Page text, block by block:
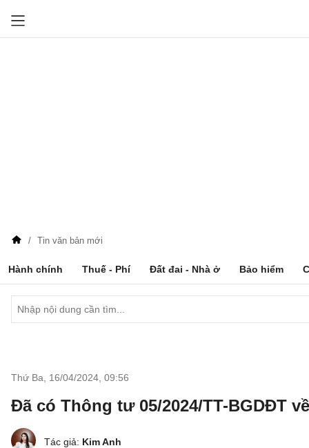
Tin văn bản mới
Hành chính Thuế - Phí Đất đai - Nhà ở Bảo hiểm
Thứ Ba, 16/04/2024 09:56
Đã có Thông tư 05/2024/TT-BGDĐT
Tác giả: Kim Anh